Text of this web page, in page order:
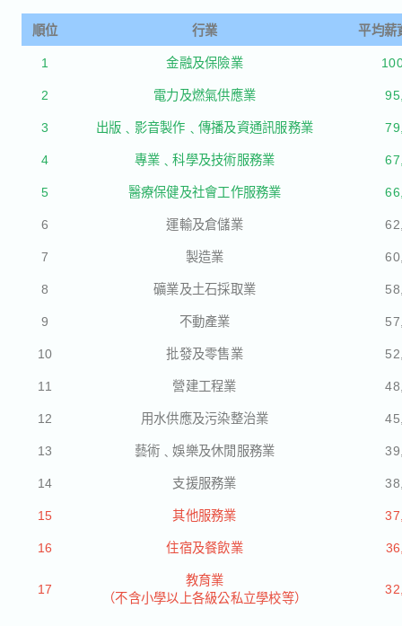
順位 行業
平均薪
1
金融及保險業
2
電力及燃氣供應業
3
出版﹑影音製作﹑傳播及資通訊服務業
4
專業﹑科學及技術服務業
5
醫療保健及社會工作服務業
6
運輸及倉儲業
7
製造業
8
礦業及土石採取業
9
不動產業
10
批發及零售業
11
營建工程業
12
用水供應及污染整治業
13
藝術﹑娛樂及休閒服務業
14
支援服務業
15
其他服務業
16
住宿及餐飲業
17
教育業
（不含小學以上各級公私立學校等）